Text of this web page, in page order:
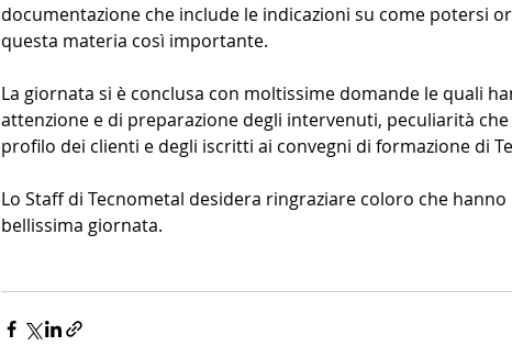
documentazione che include le indicazioni su come potersi
questa materia così importante.
La giornata si è conclusa con moltissime domande le quali
attenzione e di preparazione degli intervenuti, peculiarità
profilo dei clienti e degli iscritti ai convegni di formazione di
Lo Staff di Tecnometal desidera ringraziare coloro che
bellissima giornata.